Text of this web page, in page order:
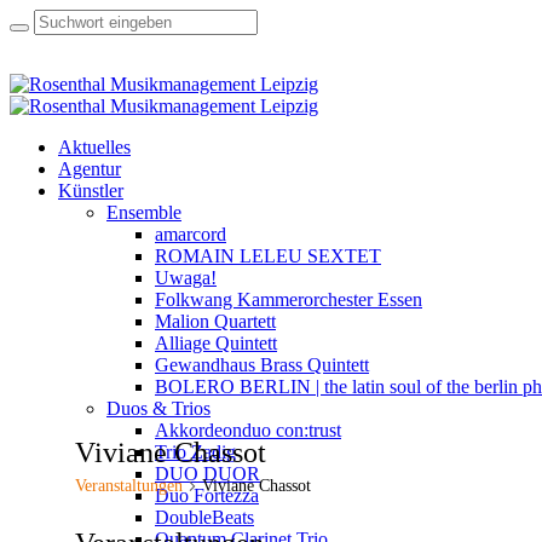
Aktuelles
Agentur
Künstler
Ensemble
amarcord
ROMAIN LELEU SEXTET
Uwaga!
Folkwang Kammerorchester Essen
Malion Quartett
Alliage Quintett
Gewandhaus Brass Quintett
BOLERO BERLIN | the latin soul of the berlin
Duos & Trios
Akkordeonduo con:trust
Trio Zadig
DUO DUOR
Duo Fortezza
DoubleBeats
Viviane Chassot
Veranstaltungen Viviane Chassot